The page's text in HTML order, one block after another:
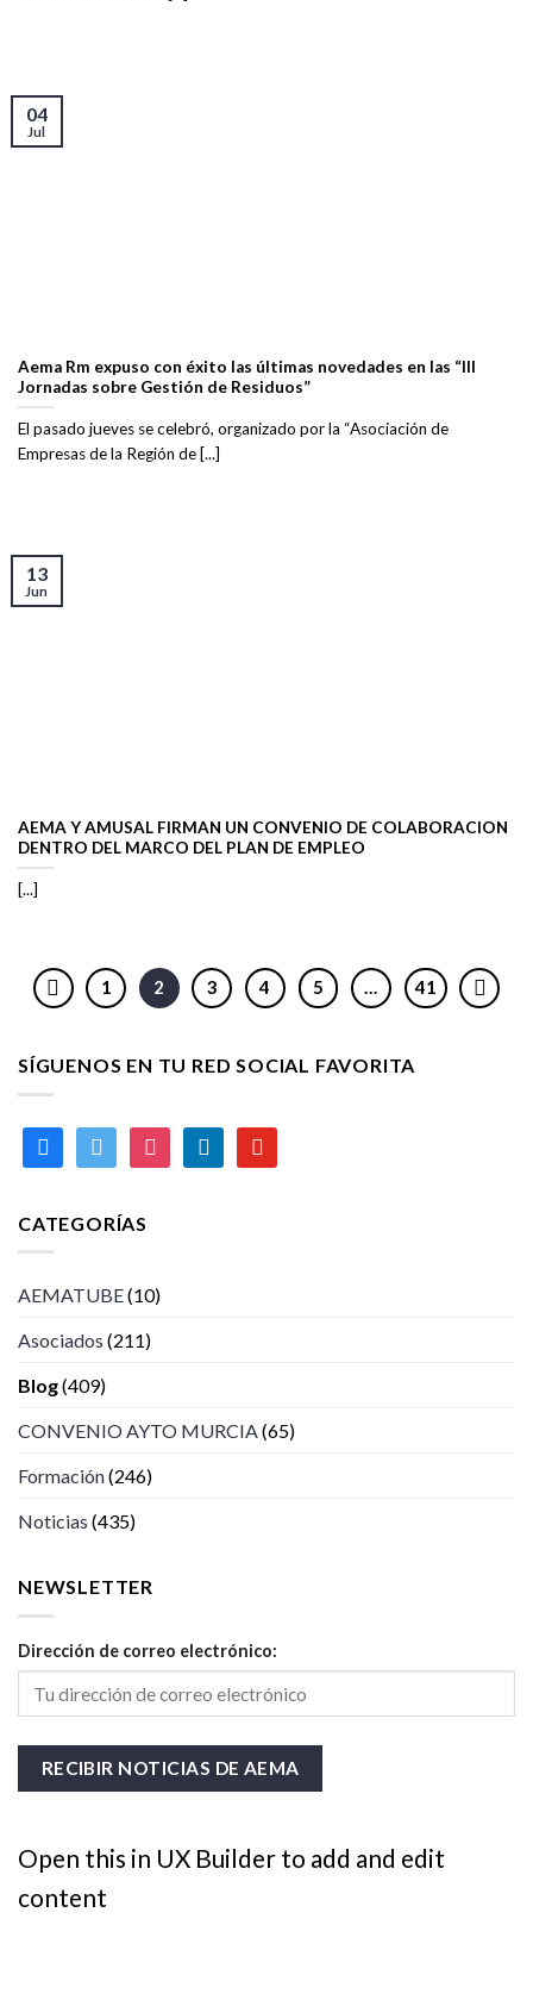
Aema Rm expuso con éxito las últimas novedades en las “III
Jornadas sobre Gestión de Residuos”
El pasado jueves se celebró, organizado por la “Asociación de
Empresas de la Región de [...]
04
Jul
AEMA Y AMUSAL FIRMAN UN CONVENIO DE COLABORACION
DENTRO DEL MARCO DEL PLAN DE EMPLEO
[...]
13
Jun
1 2 3 4 5 … 41
SÍGUENOS EN TU RED SOCIAL FAVORITA
facebooktwitter instagramlinkedin youtube
CATEGORÍAS
AEMATUBE(10)
Asociados (211)
Blog(409)
CONVENIO AYTO MURCIA(65)
Formación(246)
Noticias (435)
NEWSLETTER
Dirección de correo electrónico:
Open this in UX Builder to add and edit
content